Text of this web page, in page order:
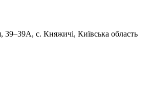
39–39А, с. Княжичі, Київська область